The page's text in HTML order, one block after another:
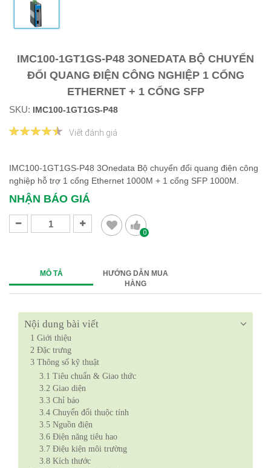
IMC100-1GT1GS-P48 3ONEDATA BỘ CHUYỂN
ĐỔI QUANG ĐIỆN CÔNG NGHIỆP 1 CỔNG
ETHERNET + 1 CỔNG SFP
SKU: IMC100-1GT1GS-P48
Viết đánh giá
IMC100-1GT1GS-P48 3Onedata Bộ chuyển đổi quang điện công
nghiệp hỗ trợ 1 cổng Ethernet 1000M + 1 cổng SFP 1000M.
NHẬN BÁO GIÁ
0
MÔ TẢ
HƯỚNG DẪN MUA
HÀNG
Nội dung bài viết
1 Giới thiệu
2 Đặc trưng
3 Thông số kỹ thuật
3.1 Tiêu chuẩn & Giao thức
3.2 Giao diện
3.3 Chỉ báo
3.4 Chuyển đổi thuộc tính
3.5 Nguồn điện
3.6 Điện năng tiêu hao
3.7 Điệu kiện môi trường
3.8 Kích thước